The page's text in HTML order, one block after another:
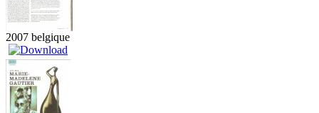
2007 belgique